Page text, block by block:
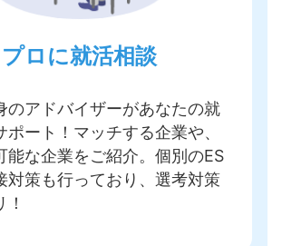
プロに就活相談
のアドバイザーがあなたの就
ート！ マッチする企業や、
能な企業をご紹介。個別のES
対策も行っており、選考対策